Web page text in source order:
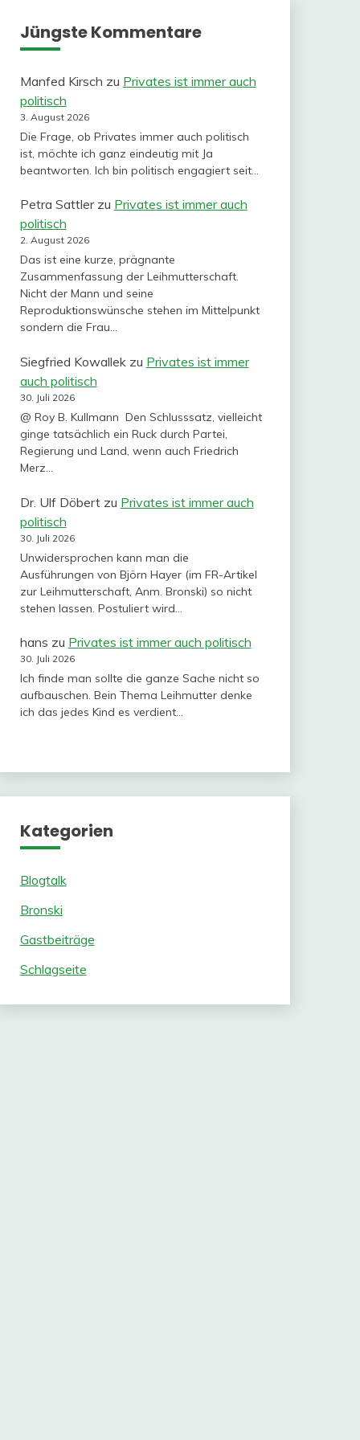
Jüngste Kommentare
Manfed Kirsch zu Privates ist immer auch
politisch
3. August 2026
Die Frage, ob Privates immer auch politisch
ist, möchte ich ganz eindeutig mit Ja
beantworten. Ich bin politisch engagiert seit…
Petra Sattlerzu Privates ist immer auch
politisch
2. August 2026
Das ist eine kurze, prägnante
Zusammenfassung der Leihmutterschaft.
Nicht der Mann und seine
Reproduktionswünsche stehen im Mittelpunkt
sondern die Frau…
Siegfried Kowallekzu Privates ist immer
auch politisch
30. Juli 2026
@ Roy B. Kullmann Den Schlusssatz, vielleicht
ginge tatsächlich ein Ruck durch Partei,
Regierung und Land, wenn auch Friedrich
Merz…
Dr. Ulf Döbertzu Privates ist immer auch
politisch
30. Juli 2026
Unwidersprochen kann man die
Ausführungen von Björn Hayer (im FR-Artikel
zur Leihmutterschaft, Anm. Bronski) so nicht
stehen lassen. Postuliert wird…
hans zu Privates ist immer auch politisch
30. Juli 2026
Ich finde man sollte die ganze Sache nicht so
aufbauschen. Bein Thema Leihmutter denke
ich das jedes Kind es verdient…
Kategorien
Blogtalk
Bronski
Gastbeiträge
Schlagseite